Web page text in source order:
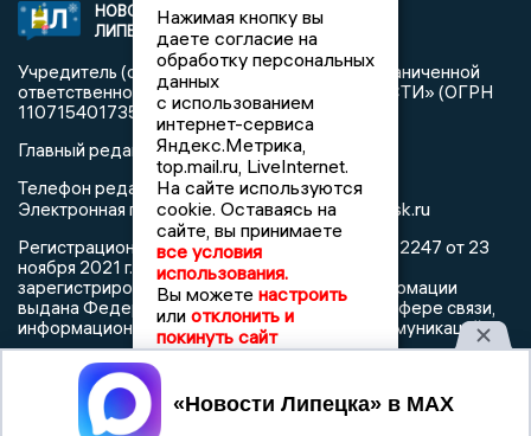
НОВОСТИ
ЛИПЕЦКА
2021 © NEWSLIPETSK.RU | СИ
«Новости Липецка»
Учредитель (соучредители): Общество с ограниченной
ответственностью «РЕГИОНАЛЬНЫЕ НОВОСТИ» (ОГРН
1107154017354)
Главный редактор: Герцог Е.Г.
Телефон редакции: +7 903 699 9427
Электронная почта редакции:info@newslipetsk.ru
Регистрационный номер: серия Эл № ФС77-82247 от 23
ноября 2021 г. согласно выписке из реестра
зарегистрированных средств массовой информации
выдана Федеральной службой по надзору в сфере связи,
информационных технологий и массовых коммуникаций
Нажимая кнопку вы
даете согласие на
обработку персональных
данных
с использованием
интернет-сервиса
Яндекс.Метрика,
top.mail.ru, LiveInternet.
На сайте используются
cookie. Оставаясь на
сайте, вы принимаете
все условия
использования.
Вы можете настроить
или отклонить и
покинуть сайт
Принять